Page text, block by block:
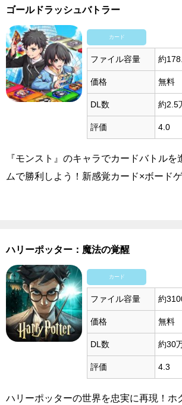
ゴールドラッシュバトラー
カード
ファイル容量 約
価格 無料
DL数 約2.5
評価 4.0
『モンスト』のキャラでカードバトルを
ムで勝利しよう！新感覚カード×ボードゲ
ハリーポッター：魔法の覚醒
カード
ファイル容量 約
価格 無料
DL数 約30
評価 4.3
ハリーポッターの世界を忠実に再現！ホ